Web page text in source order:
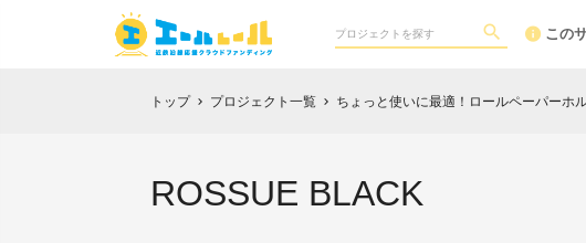
この
トップ chevron_right プロジェクト一覧 chevron_right ちょっと使いに最適！ロールペーパーホ
ROSSUE BLACK